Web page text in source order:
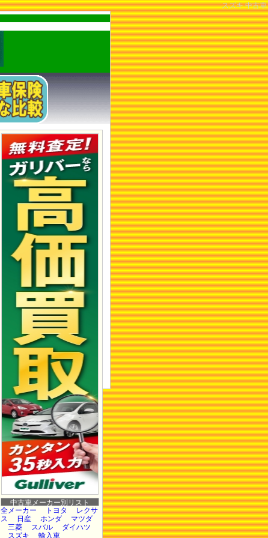
スズキ 中古車
中古車メーカー別リスト
全メーカー
トヨタ
レクサ
ス
日産 ホンダ
マツダ
三菱
スバル
ダイハツ
スズキ
輸入車